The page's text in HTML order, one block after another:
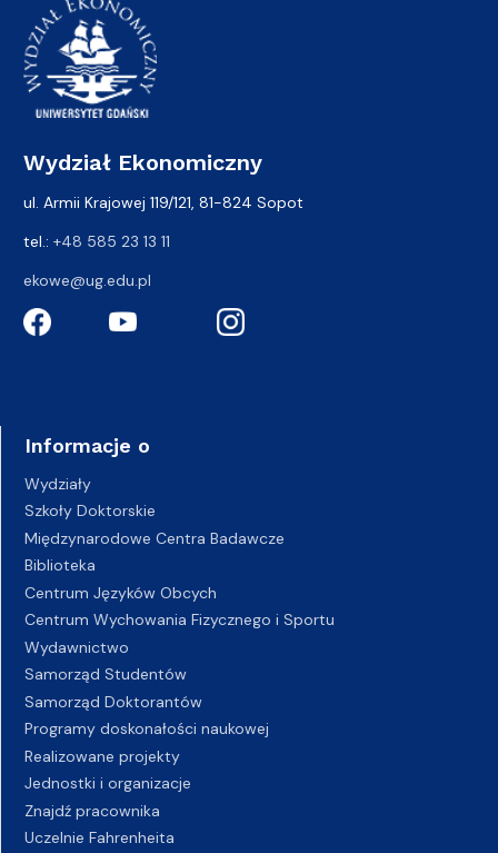
Wydział Ekonomiczny
ul. Armii Krajowej 119/121, 81-824 Sopot
tel.: +48 585 23 13 11
ekowe@ug.edu.pl
Informacje o
Wydziały
Szkoły Doktorskie
Międzynarodowe Centra Badawcze
Biblioteka
Centrum Języków Obcych
Centrum Wychowania Fizycznego i Sportu
Wydawnictwo
Samorząd Studentów
Samorząd Doktorantów
Programy doskonałości naukowej
Realizowane projekty
Jednostki i organizacje
Znajdź pracownika
Uczelnie Fahrenheita